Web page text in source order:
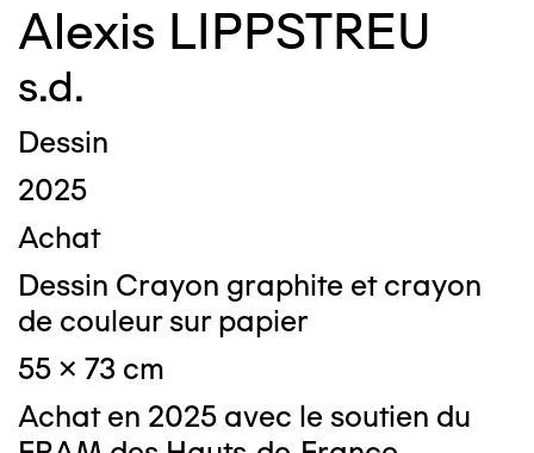
Alexis LIPPSTREU
s.d.
Dessin
2025
Achat
Dessin Crayon graphite et crayon
de couleur sur papier
55 x 73 cm
Achat en 2025 avec le soutien du